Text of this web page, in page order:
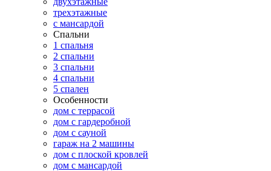
трехэтажные
с мансардой
Спальни
1 спальня
2 спальни
3 спальни
4 спальни
5 спален
Особенности
дом с террасой
дом с гардеробной
дом с сауной
гараж на 2 машины
дом с плоской кровлей
дом с мансардой